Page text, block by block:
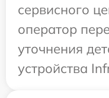
сервисного
оператор
уточнения
устройства